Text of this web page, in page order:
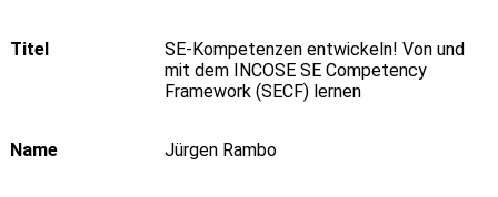
Titel
SE-Kompetenzen entwickeln! Von und
mit dem INCOSE SE Competency
Framework (SECF) lernen
Name Jürgen Rambo